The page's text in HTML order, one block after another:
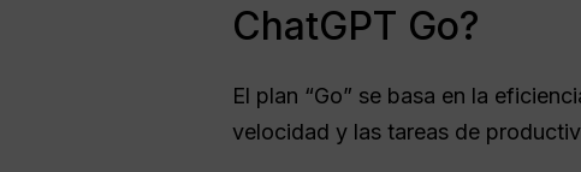
ChatGPT Go?
El plan “Go” se basa en la
velocidad y las tareas de